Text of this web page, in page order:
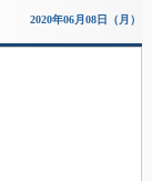
2020年06月08日（月）